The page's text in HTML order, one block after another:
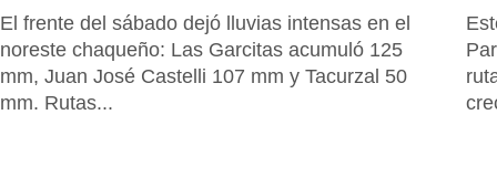
El frente del sábado dejó lluvias intensas en el
noreste chaqueño: Las Garcitas acumuló 125
mm, Juan José Castelli 107 mm y Tacurzal 50
mm. Rutas...